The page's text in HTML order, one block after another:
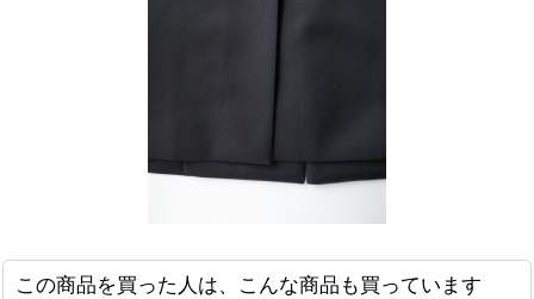
この商品を買った人は、こんな商品も買っています